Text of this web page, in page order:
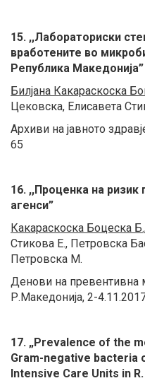
15. ,,Лабораториски
вработените во
Република Македонија”
Билјана Какараскоска
Цековска, Елисавета
Архиви на јавното
65
16. ,,Проценка на
агенси”
Какараскоска Боцеска Б
Стикова Е., Петровска
Петровска М.
Денови на превентивна
Р.Македонија, 2-
17. „Prevalence of the
Gram-negative
Intensive Care Units in